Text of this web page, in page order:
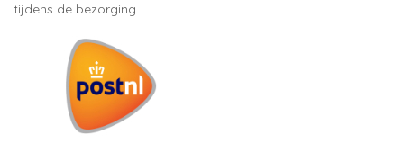
tijdens de bezorging.